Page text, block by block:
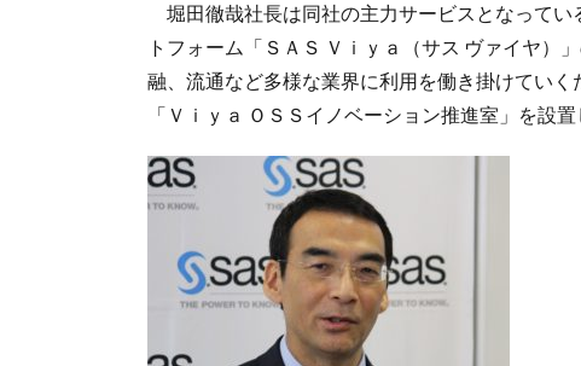
堀田徹哉社長は同社の主力サービスとなってい
トフォーム「ＳＡＳ Ｖｉｙａ（サス ヴァイヤ）
融、流通など多様な業界に利用を働き掛けてい
「Ｖｉｙａ ＯＳＳイノベーション推進室」を設